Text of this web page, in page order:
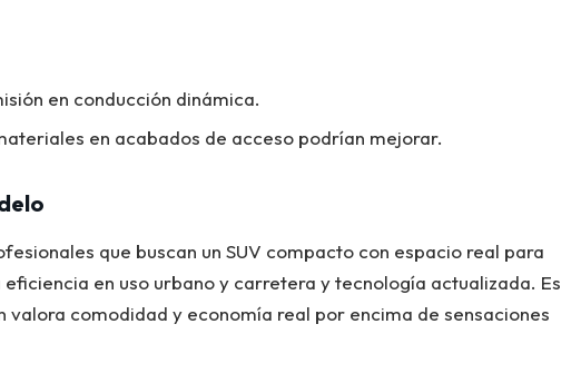
en conducción dinámica.
en acabados de acceso podrían mejorar.
que buscan un SUV compacto con espacio real para
en uso urbano y carretera y tecnología actualizada. Es
valora comodidad y economía real por encima de sensaciones